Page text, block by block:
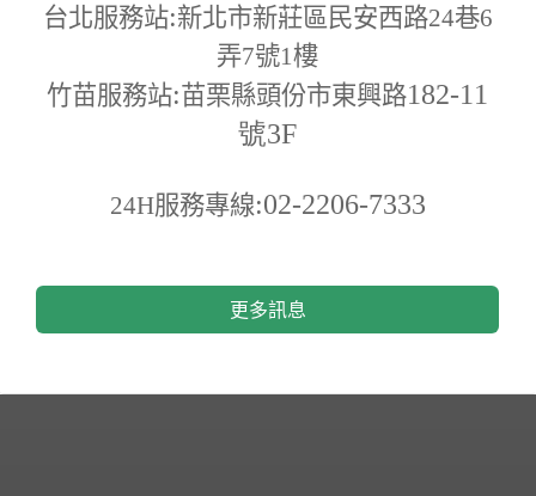
台北服務站:新北市新莊區民安西路24巷6
弄7號1樓
竹苗服務站:苗栗縣頭份市東興路182-11
號3F
24H服務專線:02-2206-7333
更多訊息